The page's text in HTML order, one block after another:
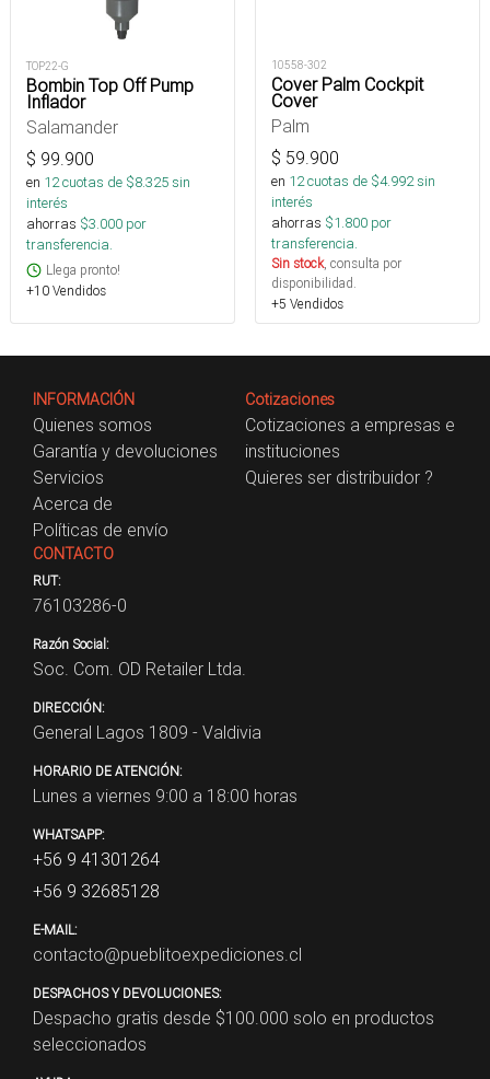
TOP22-G
Bombin Top Off Pump
Inflador
Salamander
$ 99.900
en 12cuotas de $8.325sin
interés
ahorras $3.000 por
transferencia.
Llega pronto!
+10 Vendidos
10558-302
Cover Palm Cockpit
Cover
Palm
$ 59.900
en 12cuotas de $4.992sin
interés
ahorras $1.800 por
transferencia.
Sin stock, consulta por
disponibilidad.
+5 Vendidos
INFORMACIÓN
Quienes somos
Garantía y devoluciones
Servicios
Acerca de
Políticas de envío
Cotizaciones
Cotizaciones a empresas e
instituciones
Quieres ser distribuidor ?
CONTACTO
RUT:
76103286-0
Razón Social:
Soc. Com. OD Retailer Ltda.
DIRECCIÓN:
General Lagos 1809 - Valdivia
HORARIO DE ATENCIÓN:
Lunes a viernes 9:00 a 18:00 horas
WHATSAPP:
+56 9 41301264
+56 9 32685128
E-MAIL:
contacto@pueblitoexpediciones.cl
DESPACHOS Y DEVOLUCIONES:
Despacho gratis desde $100.000 solo en productos
seleccionados